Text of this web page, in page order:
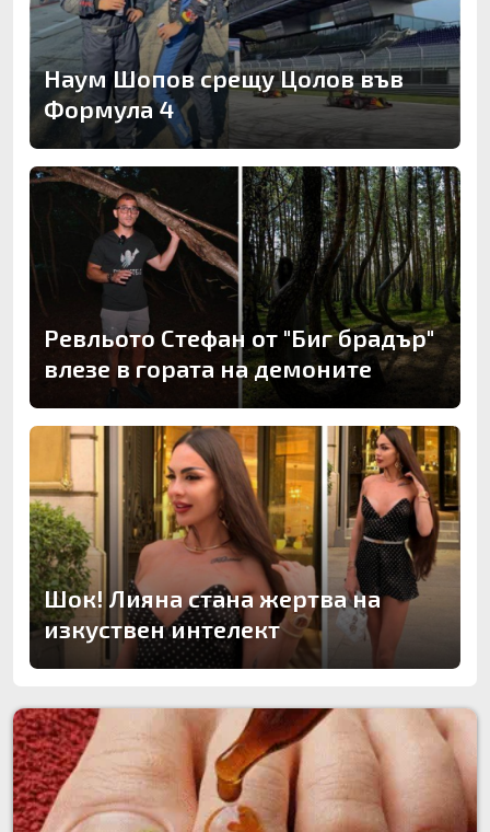
Наум Шопов срещу Цолов във
Формула 4
Ревльото Стефан от "Биг брадър"
влезе в гората на демоните
Шок! Лияна стана жертва на
изкуствен интелект